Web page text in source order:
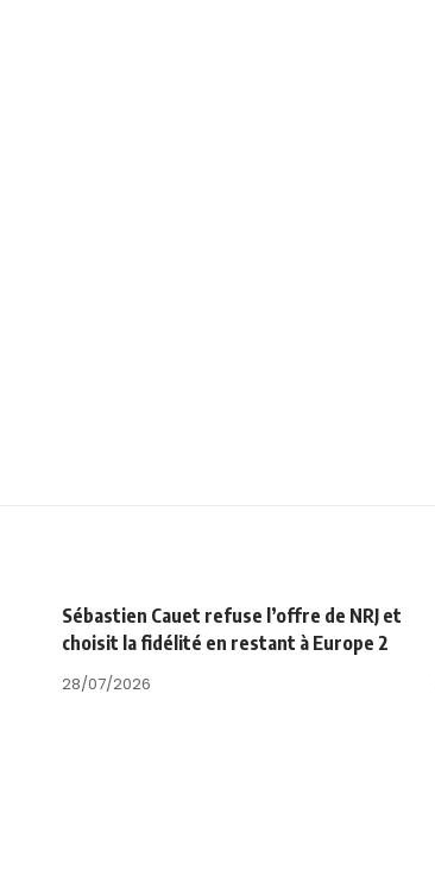
Sébastien Cauet refuse l’offre de NRJ et
choisit la fidélité en restant à Europe 2
28/07/2026